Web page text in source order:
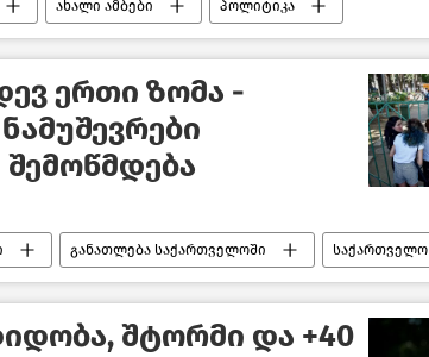
ახალი ამბები პოლიტიკა
ერთი ზომა -
განათლება საქართველოში საქართველო
შტორმი და +40